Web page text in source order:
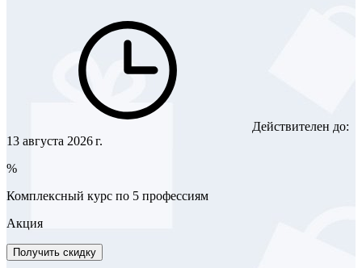
Действителен до:
13 августа 2026 г.
%
Комплексный курс по 5 профессиям
Акция
Получить скидку